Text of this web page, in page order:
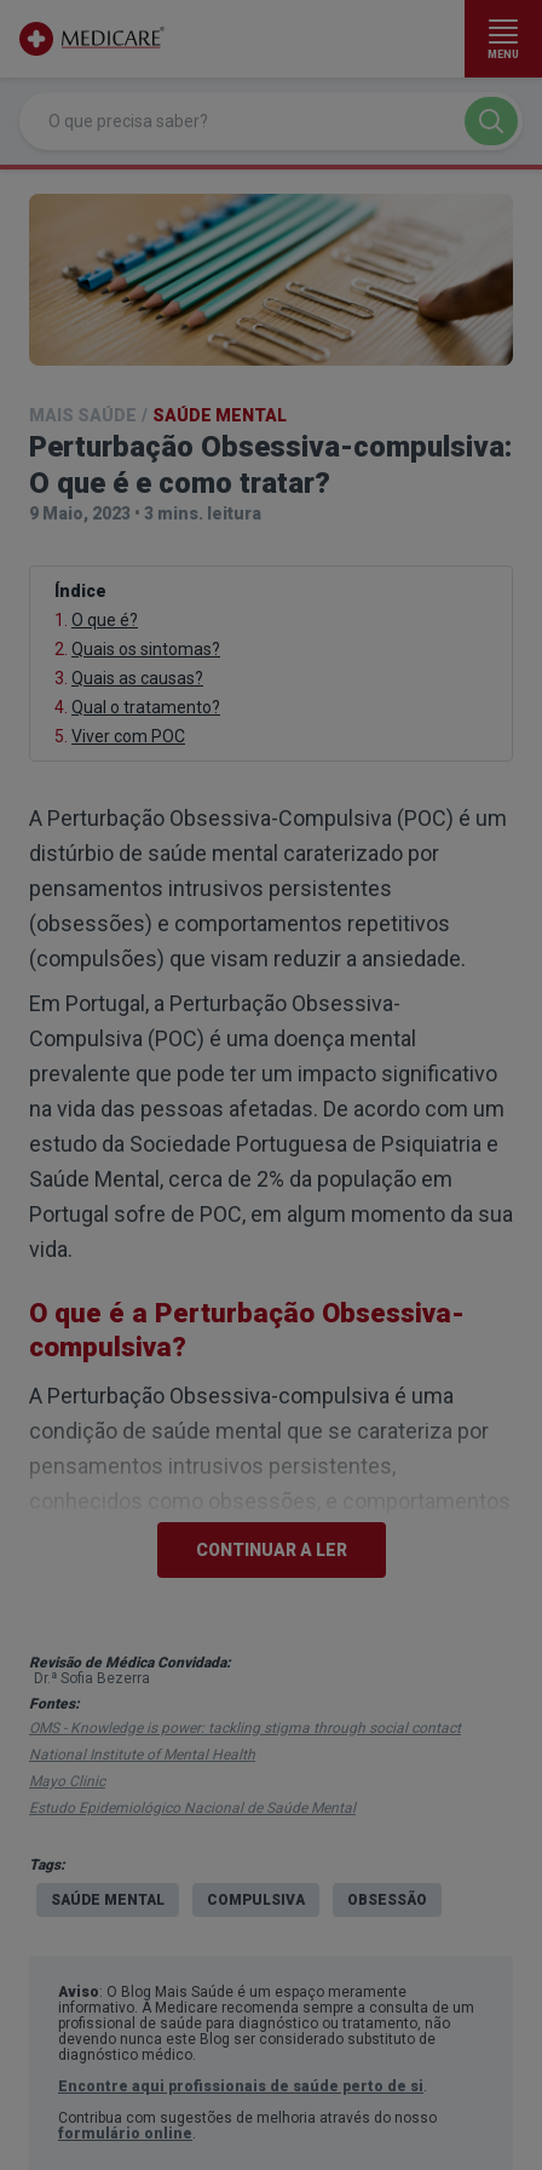
MENU
MAIS SAÚDE / SAÚDE MENTAL
Perturbação Obsessiva-compulsiva:
O que é e como tratar?
9 Maio, 2023 • 3 mins. leitura
Índice
1. O que é?
2. Quais os sintomas?
3. Quais as causas?
4. Qual o tratamento?
5. Viver com POC
A Perturbação Obsessiva-Compulsiva (POC) é um
distúrbio de saúde mental caraterizado por
pensamentos intrusivos persistentes
(obsessões) e comportamentos repetitivos
(compulsões) que visam reduzir a ansiedade.
Em Portugal, a Perturbação Obsessiva-
Compulsiva (POC) é uma doença mental
prevalente que pode ter um impacto significativo
na vida das pessoas afetadas. De acordo com um
estudo da Sociedade Portuguesa de Psiquiatria e
Saúde Mental, cerca de 2% da população em
Portugal sofre de POC, em algum momento da sua
vida.
O que é a Perturbação Obsessiva-
compulsiva?
A Perturbação Obsessiva-compulsiva é uma
condição de saúde mental que se carateriza por
pensamentos intrusivos persistentes,
conhecidos como obsessões, e comportamentos
As pessoas com POC podem passar horas do dia
pensamentos obsessivos o que pode interferir
significativamente nas suas atividades diárias,
bem como na sua qualidade de vida.
Existem diferentes tipos de POC e os sintomas
podem variar de pessoa para pessoa, no entanto,
comuns que podem ajudar a identificar o
distúrbio.
CONTINUAR A LER
Revisão de Médica Convidada:
Dr.ª Sofia Bezerra
Fontes:
OMS - Knowledge is power: tackling stigma through social contact
National Institute of Mental Health
Mayo Clinic
Estudo Epidemiológico Nacional de Saúde Mental
Tags:
SAÚDE MENTAL COMPULSIVA OBSESSÃO
Aviso: O Blog Mais Saúde é um espaço meramente
informativo. A Medicare recomenda sempre a consulta de um
profissional de saúde para diagnóstico ou tratamento, não
devendo nunca este Blog ser considerado substituto de
diagnóstico médico.
Encontre aqui profissionais de saúde perto de si
Contribua com sugestões de melhoria através do nosso
formulário online